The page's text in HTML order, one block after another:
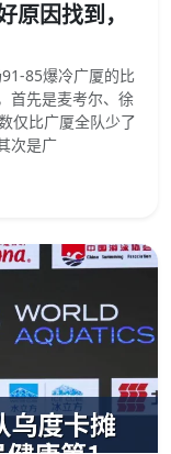
原因找到，
85爆冷广厦的比
首先是麦考尔、徐
仅比广厦全队少了
次是广